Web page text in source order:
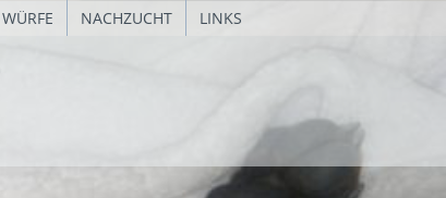
WÜRFE NACHZUCHT LINKS